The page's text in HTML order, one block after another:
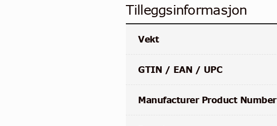
Tilleggsinformasjon
Vekt
GTIN / EAN / UPC
Manufacturer Product Number